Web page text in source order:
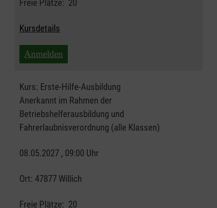
Freie Plätze: 20
Kursdetails
Anmelden
Kurs: Erste-Hilfe-Ausbildung
Anerkannt im Rahmen der
Betriebshelferausbildung und
Fahrerlaubnisverordnung (alle Klassen)
08.05.2027 , 09:00 Uhr
Ort: 47877 Willich
Freie Plätze: 20